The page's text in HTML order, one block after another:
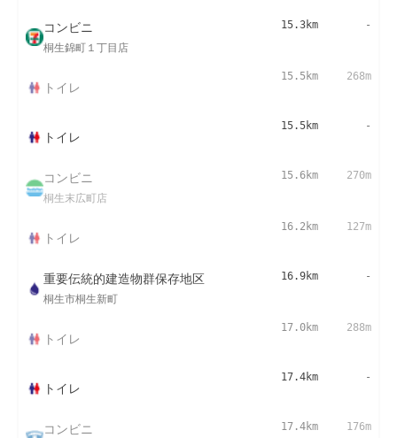
コンビニ
桐生錦町１丁目店
15.3km -
トイレ
15.5km 268m
トイレ
15.5km -
コンビニ
桐生末広町店
15.6km 270m
トイレ
16.2km 127m
重要伝統的建造物群保存地区
桐生市桐生新町
16.9km -
トイレ
17.0km 288m
トイレ
17.4km -
コンビニ 17.4km 176m